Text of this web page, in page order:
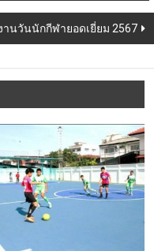
นวันนักกีฬายอดเยี่ยม 2567